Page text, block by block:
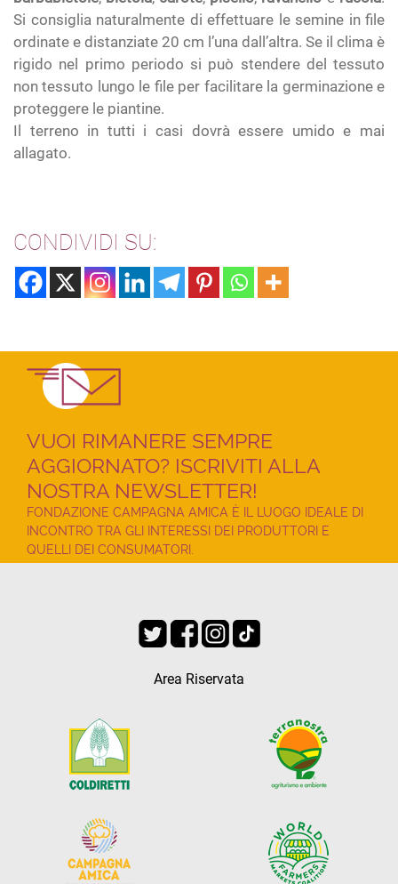
Si consiglia naturalmente di effettuare le semine in file
ordinate e distanziate 20 cm l’una dall’altra. Se il clima è
rigido nel primo periodo si può stendere del tessuto
non tessuto lungo le file per facilitare la germinazione e
proteggere le piantine.
Il terreno in tutti i casi dovrà essere umido e mai
allagato.
CONDIVIDI SU:
VUOI RIMANERE SEMPRE
AGGIORNATO? ISCRIVITI ALLA
NOSTRA NEWSLETTER!
FONDAZIONE CAMPAGNA AMICA È IL LUOGO IDEALE DI
INCONTRO TRA GLI INTERESSI DEI PRODUTTORI E
QUELLI DEI CONSUMATORI.
Area Riservata